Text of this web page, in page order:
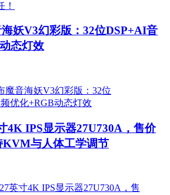
妖V3幻彩版：32位DSP+AI音
态灯效
4K IPS显示器27U730A，售价
KVM与人体工学调节